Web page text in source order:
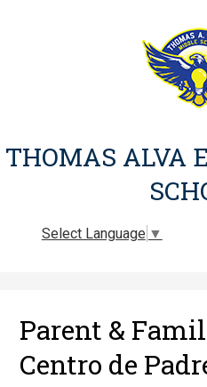
THOMAS ALVA
Select Language ▼
Parent &
Centro de